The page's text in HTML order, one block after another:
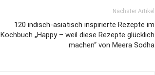
Nächster Artikel
120 indisch-asiatisch inspirierte Rezepte im
Kochbuch „Happy – weil diese Rezepte glücklich
machen“ von Meera Sodha